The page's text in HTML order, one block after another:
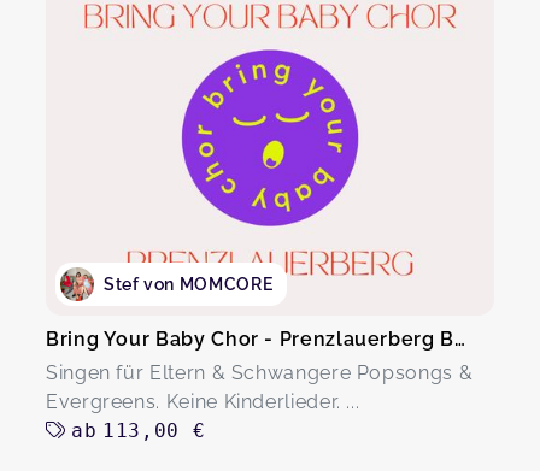
Stef von MOMCORE
Bring Your Baby Chor - Prenzlauerberg Berlin
Singen für Eltern & Schwangere Popsongs &
Evergreens. Keine Kinderlieder. ...
ab 113,00 €